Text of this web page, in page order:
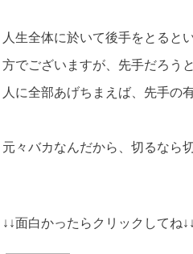
人生全体に於いて後手をとると
方でございますが、先手だろう
人に全部あげちまえば、先手の
元々バカなんだから、切るなら
↓↓面白かったらクリックしてね↓↓